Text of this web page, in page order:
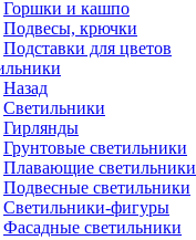
Горшки и кашпо
Подвесы, крючки
Подставки для цветов
Назад
Светильники
Гирлянды
Грунтовые светильники
Плавающие светильники
Подвесные светильники
Светильники-фигуры
Фасадные светильники